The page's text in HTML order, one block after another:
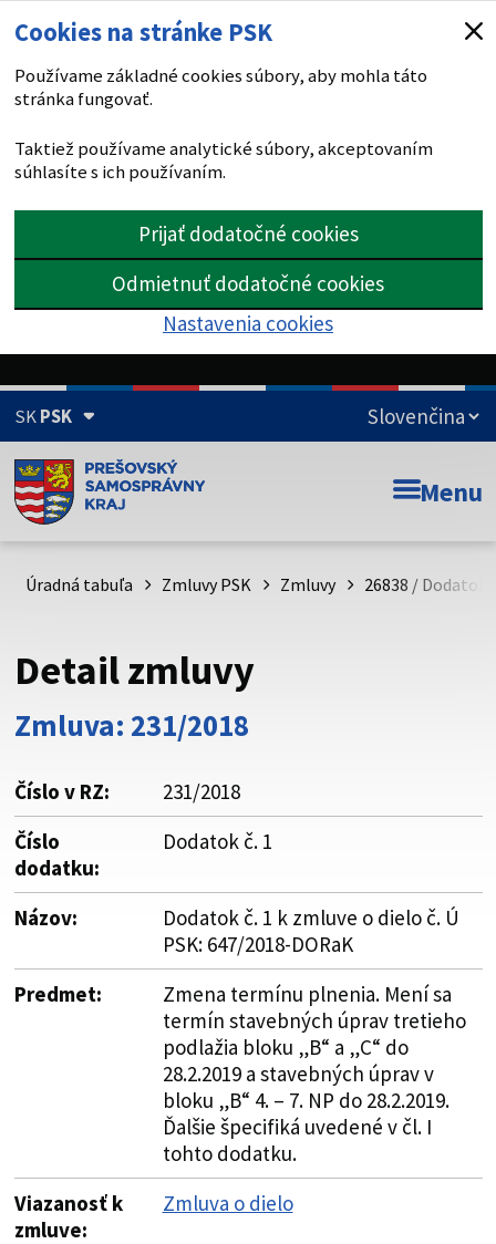
Cookies na stránke PSK
Používame základné cookies súbory, aby mohla táto
stránka fungovať.
Taktiež používame analytické súbory, akceptovaním
súhlasíte s ich používaním.
Prijať dodatočné cookies
Odmietnuť dodatočné cookies
Nastavenia cookies
SKPSK
Doména psk.sk je oficiálna
Toto je oficiálna webová stránka Prešovského
psk.sk.
Buďte pozorní a vždy sa uistite, že zdieľate informácie iba
cez zabezpečenú webovú stránku. Zabezpečená stránka
vždy začína https:// pred názvom domény webového sídla.
Menu
Úradná tabuľa Zmluvy PSK Zmluvy 26838 / Dodatok
Detail zmluvy
Zmluva: 231/2018
Číslo v RZ:
231/2018
Číslo
dodatku:
Dodatok č. 1
Názov:
Dodatok č. 1 k zmluve o dielo č. Ú
PSK: 647/2018-DORaK
Predmet:
Zmena termínu plnenia. Mení sa
termín stavebných úprav tretieho
podlažia bloku „B“ a „C“ do
28.2.2019 a stavebných úprav v
bloku „B“ 4. – 7. NP do 28.2.2019.
Ďalšie špecifiká uvedené v čl. I
tohto dodatku.
Viazanosť k
zmluve:
Zmluva o dielo